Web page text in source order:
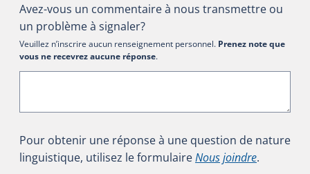
Avez-vous un commentaire à nous transmettre ou
un problème à signaler?
Veuillez n’inscrire aucun renseignement personnel. Prenez note que
vous ne recevrez aucune réponse.
Pour obtenir une réponse à une question de nature
linguistique, utilisez le formulaireNous joindre.